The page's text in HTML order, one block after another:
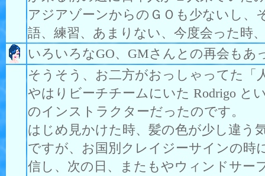
アジアゾーンからのＧＯも少ないし、
語、練習、あまりない、今度会った時
いろいろなGO、GMさんとの再会もあ
そうそう、お二方がおっしゃってた「
やはりビーチチームにいた Rodrigo と
のインストラクターだったのです。
はじめ見かけた時、髪の色が少し違う
ですが、お国別クレイジーサインの時
信し、次の日、またもやウィンドサー